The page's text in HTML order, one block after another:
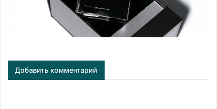
Добавить комментарий